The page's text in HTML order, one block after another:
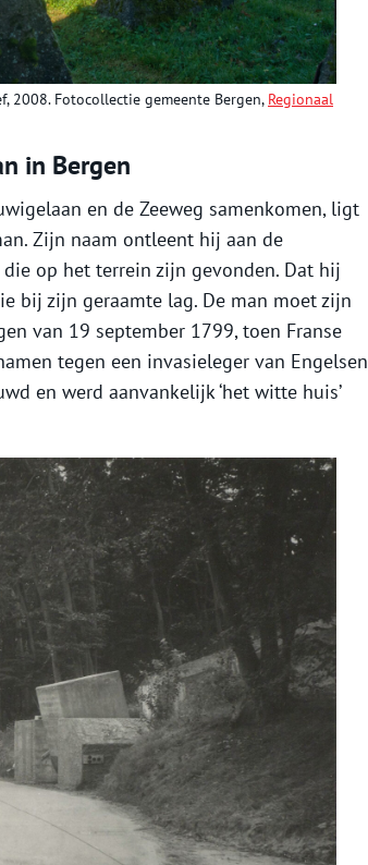
2008. Fotocollectie gemeente Bergen, Regionaal
in Bergen
en de Zeeweg samenkomen, ligt
Zijn naam ontleent hij aan de
op het terrein zijn gevonden. Dat hij
bij zijn geraamte lag. De man moet zijn
van 19 september 1799, toen Franse
tegen een invasieleger van Engelsen
en werd aanvankelijk ‘het witte huis’